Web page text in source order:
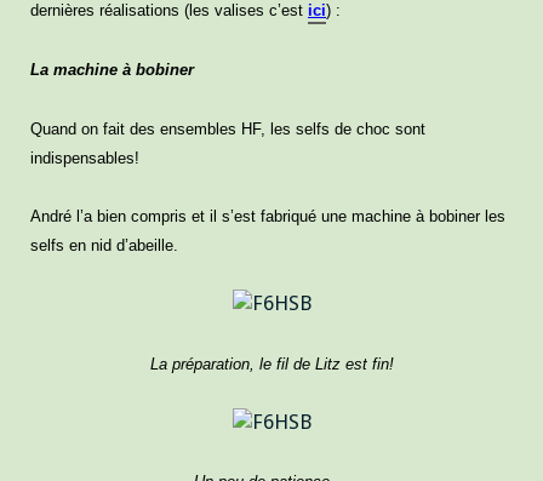
dernières réalisations (les valises c’est ici) :
La machine à bobiner
Quand on fait des ensembles HF, les selfs de choc sont
indispensables!
André l’a bien compris et il s’est fabriqué une machine à bobiner les
selfs en nid d’abeille.
La préparation, le fil de Litz est fin!